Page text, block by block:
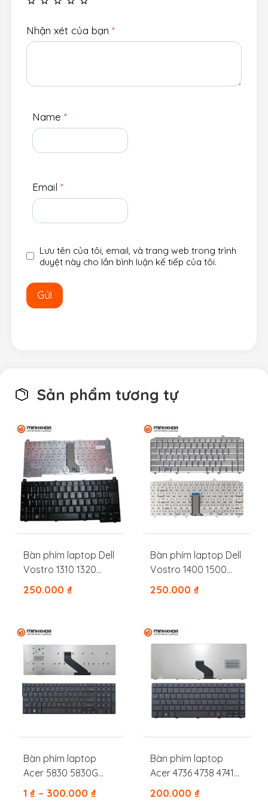
Nhận xét của bạn *
Name *
Email *
Lưu tên của tôi, email, và trang web trong trình
duyệt này cho lần bình luận kế tiếp của tôi.
Sản phẩm tương tự
Bàn phím laptop Dell
Vostro 1310 1320
1350 1510 2510 M1310
PP36S
250.000 ₫
Bàn phím laptop Dell
Vostro 1400 1500
1420 1525 1000 1330
250.000 ₫
Bàn phím laptop
Acer 5830 5830G
5830T 5830TG 5755
1 ₫ – 300.000 ₫
Bàn phím laptop
Acer 4736 4738 4741
4733 4739 4740 4535
200.000 ₫